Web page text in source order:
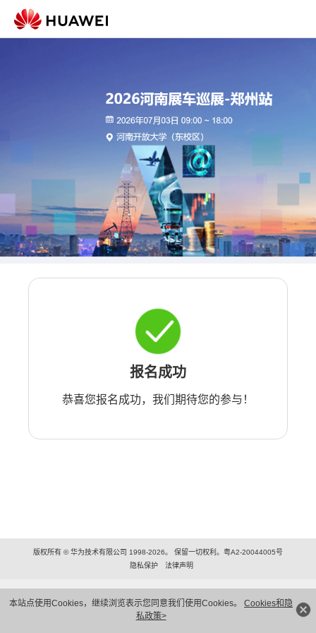
本站点使用Cookies，继续浏览表示您同意我们使用Cookies。 Cookies和隐
私政策>
报名成功
恭喜您报名成功，我们期待您的参与！
版权所有 © 华为技术有限公司 1998-2026。 保留一切权利。粤A2-20044005号
隐私保护
法律声明